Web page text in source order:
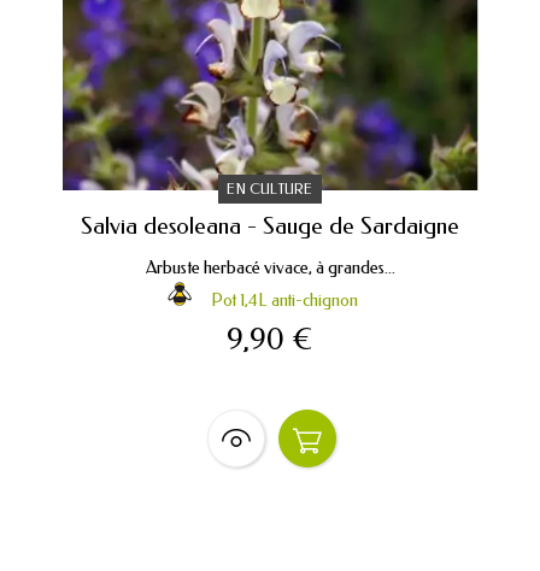
EN CULTURE
Salvia desoleana - Sauge de Sardaigne
Arbuste herbacé vivace, à grandes...
Pot 1,4L anti-chignon
9,90 €